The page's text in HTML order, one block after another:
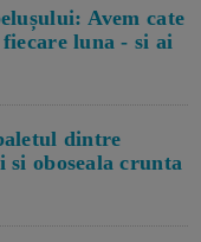
Avem cate
luna - si ai
dintre
si oboseala crunta